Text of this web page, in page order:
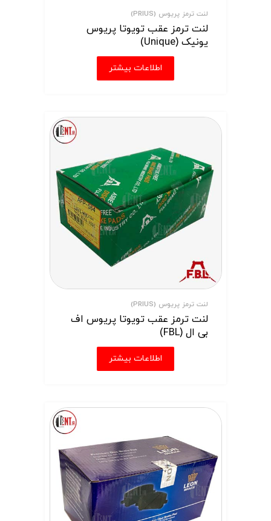
لنت ترمز پریوس (PRIUS)
لنت ترمز عقب تویوتا پریوس
یونیک (Unique)
اطلاعات بیشتر
لنت ترمز پریوس (PRIUS)
لنت ترمز عقب تویوتا پریوس اف
بی ال (FBL)
اطلاعات بیشتر